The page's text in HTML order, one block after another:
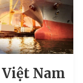
Nam